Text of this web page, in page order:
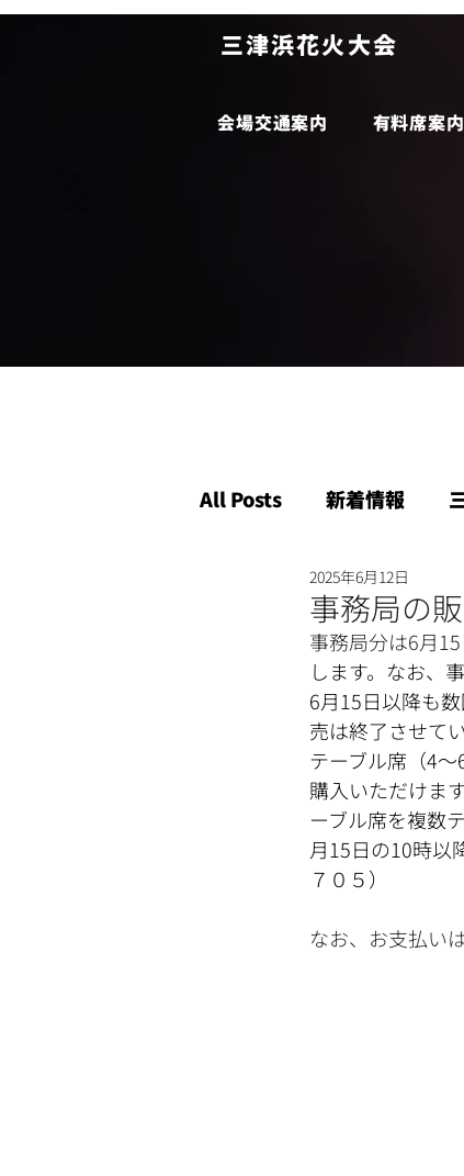
​三津浜花火大会
会場交通案内 有料席案内
All Posts 新着情報
事務局の
2025年6月12日
事務局分は6月15
します。なお、
6月15日以降も
売は終了させて
テーブル席（4
購入いただけま
ーブル席を複数
月15日の10時以
７０５）
なお、お支払い